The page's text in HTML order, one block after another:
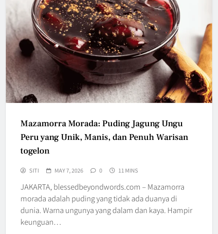
Mazamorra Morada: Puding Jagung Ungu
Peru yang Unik, Manis, dan Penuh Warisan
togelon
SITI MAY 7, 2026 0 11 MINS
JAKARTA, blessedbeyondwords.com – Mazamorra
morada adalah puding yang tidak ada duanya di
dunia. Warna ungunya yang dalam dan kaya. Hampir
keunguan…